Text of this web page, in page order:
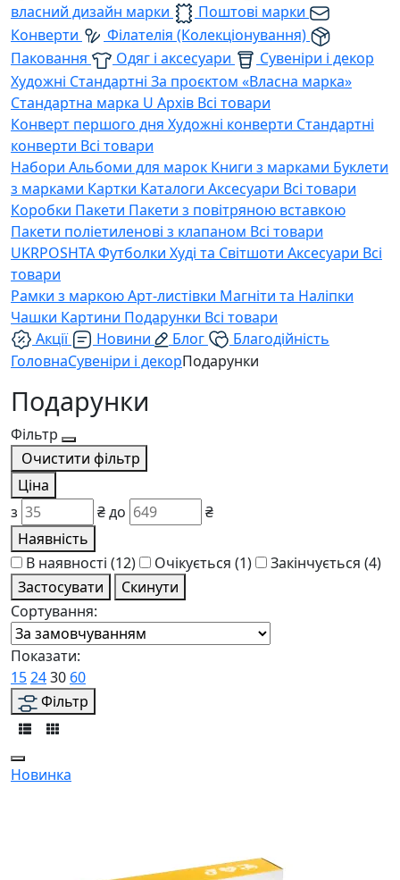
власний дизайн марки
Поштові марки
Конверти
Філателія (Колекціонування)
Паковання
Одяг і аксесуари
Сувеніри і декор
Художні Стандартні За проєктом «Власна марка»
Стандартна марка U Архів Всі товари
Конверт першого дня Художні конверти Стандартні
конверти Всі товари
Набори Альбоми для марок Книги з марками Буклети
з марками Картки Каталоги Аксесуари Всі товари
Коробки Пакети Пакети з повітряною вставкою
Пакети поліетиленові з клапаном Всі товари
UKRPOSHTAФутболки Худі та Світшоти Аксесуари Всі
товари
Рамки з маркоюАрт-листівки Магніти та Наліпки
Чашки Картини Подарунки Всі товари
Акції
Новини Блог
Благодійність
ГоловнаСувеніри і декорПодарунки
Подарунки
Фільтр
Очистити фільтр
Ціна
з
₴до
₴
Наявність
В наявності (12) Очікується (1) Закінчується (4)
Застосувати
Скинути
Сортування:
Показати:
152430 60
Фільтр
Новинка